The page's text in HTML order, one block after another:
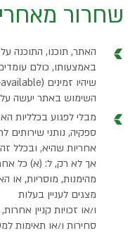
שחרור
האתר, תוכנו, התוכנה
שיהיו זמינים (as-available).
השימוש באתר יעשה
מבלי לפגוע בכלליות
ספקיה, נותני
אחריות שהיא, ובכלל
אך לא רק, ל: (א) כל
מהימנות, מוסריות,
מצגים לעניין בעלות
ו/או זכויות קניין
סחירות ו/או תאימות